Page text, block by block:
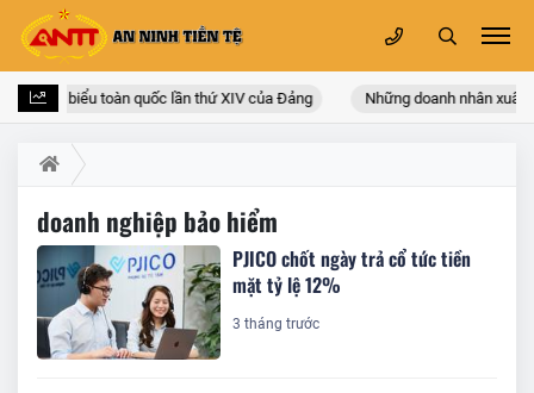
hội đại biểu toàn quốc lần thứ XIV của Đảng Những doanh nhân xuất
doanh nghiệp bảo hiểm
PJICO chốt ngày trả cổ tức tiền
mặt tỷ lệ 12%
3 tháng trước